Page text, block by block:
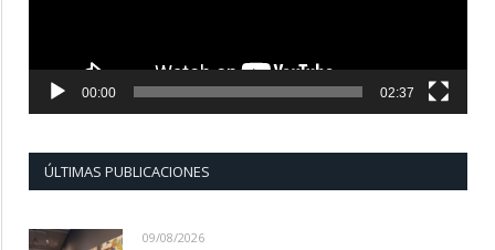
00:00 02:37
ÚLTIMAS PUBLICACIONES
09/08/2026